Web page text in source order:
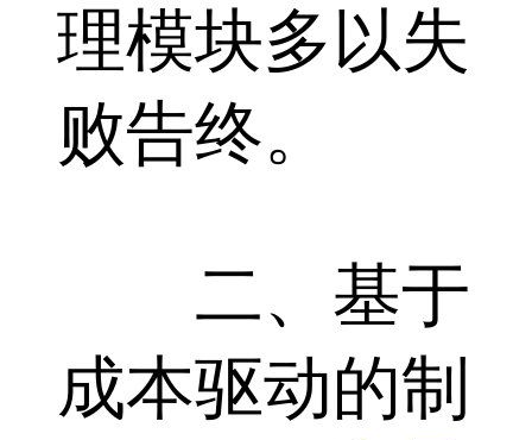
理模块多以失
败告终。
二、基于
成本驱动的制